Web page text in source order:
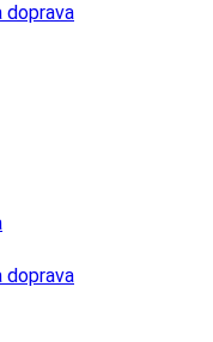
doprava
doprava